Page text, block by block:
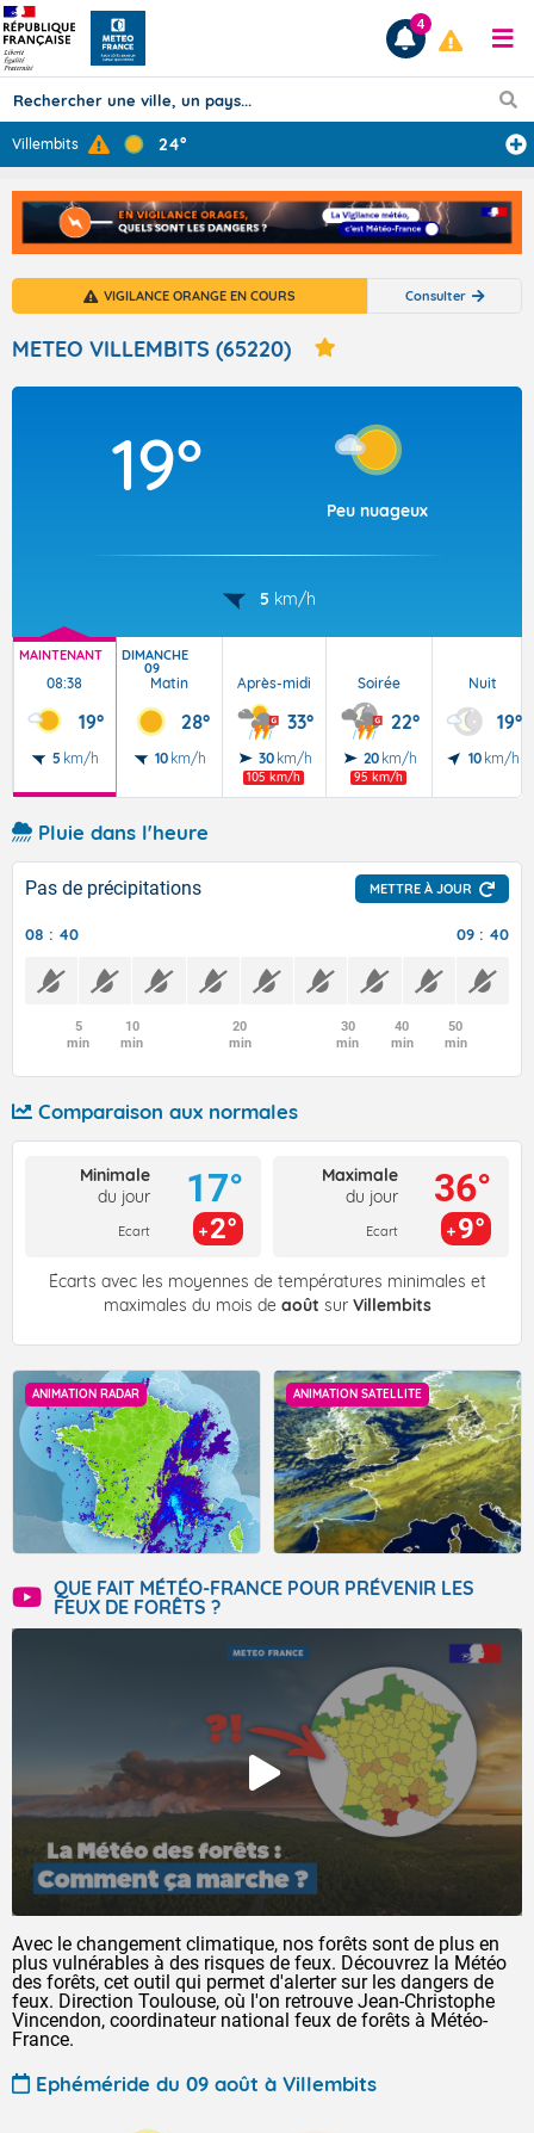
Prévisions
TOUS LES RÉSULTATS
Articles
4
Villembits 24°
VIGILANCE ORANGE EN COURS Consulter
METEO VILLEMBITS (65220)
19°
Peu nuageux
5 km/h
MAINTENANT
08:38
19°
5 km/h
DIMANCHE
09
Matin
28°
10 km/h
Après-midi
33°
30 km/h
105 km/h
Soirée
22°
20 km/h
95 km/h
Nuit
19°
10 km/h
Pluie dans l'heure
Pas de précipitations METTRE À JOUR
08 : 40 09 : 40
5
min
10
min
20
min
30
min
40
min
50
min
Comparaison aux normales
Minimale
du jour
Ecart
17°
2°
Maximale
du jour
Ecart
36°
9°
Écarts avec les moyennes de températures minimales et
maximales du mois de août sur Villembits
ANIMATION RADAR ANIMATION SATELLITE
QUE FAIT MÉTÉO-FRANCE POUR PRÉVENIR LES
FEUX DE FORÊTS ?
Avec le changement climatique, nos forêts sont de plus en
plus vulnérables à des risques de feux. Découvrez la Météo
des forêts, cet outil qui permet d'alerter sur les dangers de
feux. Direction Toulouse, où l'on retrouve Jean-Christophe
Vincendon, coordinateur national feux de forêts à Météo-
France.
Ephéméride du 09 août à Villembits